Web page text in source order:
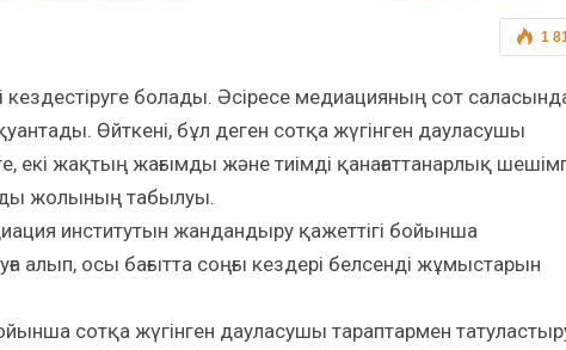
1
кездестіруге болады. Әсіресе медиацияның сот
Өйткені, бұл деген сотқа жүгінген дауласушы
екі жақтың жағымды және тиімді қанағаттанарлық
жолының табылуы.
институтын жандандыру қажеттігі бойынша
алып, осы бағытта соңғы кездері белсенді жұмыстарын
сотқа жүгінген дауласушы тараптармен